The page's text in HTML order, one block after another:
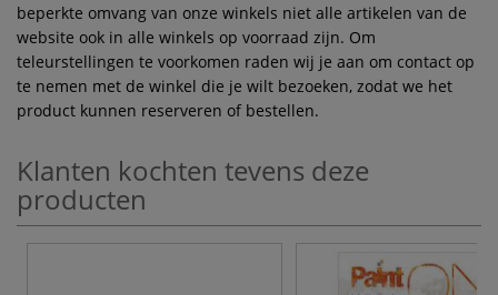
beperkte omvang van onze winkels niet alle artikelen van de
website ook in alle winkels op voorraad zijn. Om
teleurstellingen te voorkomen raden wij je aan om contact op
te nemen met de winkel die je wilt bezoeken, zodat we het
product kunnen reserveren of bestellen.
Klanten kochten tevens deze
producten